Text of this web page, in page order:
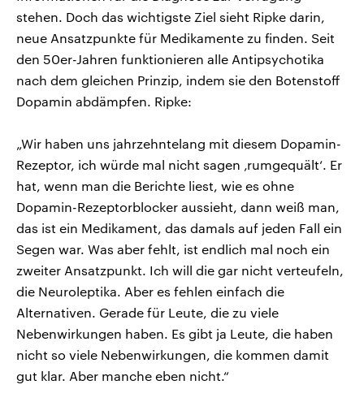
stehen. Doch das wichtigste Ziel sieht Ripke darin,
neue Ansatzpunkte für Medikamente zu finden. Seit
den 50er-Jahren funktionieren alle Antipsychotika
nach dem gleichen Prinzip, indem sie den Botenstoff
Dopamin abdämpfen. Ripke:
„Wir haben uns jahrzehntelang mit diesem Dopamin-
Rezeptor, ich würde mal nicht sagen ‚rumgequält‘. Er
hat, wenn man die Berichte liest, wie es ohne
Dopamin-Rezeptorblocker aussieht, dann weiß man,
das ist ein Medikament, das damals auf jeden Fall ein
Segen war. Was aber fehlt, ist endlich mal noch ein
zweiter Ansatzpunkt. Ich will die gar nicht verteufeln,
die Neuroleptika. Aber es fehlen einfach die
Alternativen. Gerade für Leute, die zu viele
Nebenwirkungen haben. Es gibt ja Leute, die haben
nicht so viele Nebenwirkungen, die kommen damit
gut klar. Aber manche eben nicht.“